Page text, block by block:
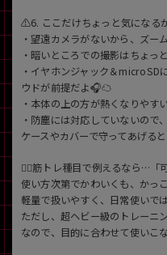
⚠️6. ここだけちょっと気になる
・望遠カメラがないから、ズ
・暗いところでの撮影はちょっ
・イヤホンジャック＆
ウドが前提だよ🎧☁️
・本体の上の方が熱くなりや
・防塵には対応していないので
ケースやカバーで守ってあげる
🏋️‍♀️筋トレ種目で例えるなら…「
使い方次第でかわいくも、かっ
軽量で扱いやすく、日常使いで
ただし、超ヘビー級のトレーニ
なので、目的に合わせて使いこ